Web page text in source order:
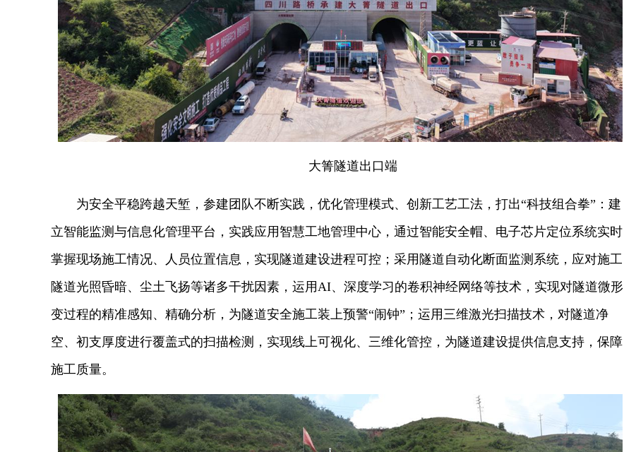
大箐隧道出口端
为安全平稳跨越天堑，参建团队不断实践，优化管理模式、创新工艺工法，打出“科技组合拳”：建
立智能监测与信息化管理平台，实践应用智慧工地管理中心，通过智能安全帽、电子芯片定位系统实时
掌握现场施工情况、人员位置信息，实现隧道建设进程可控；采用隧道自动化断面监测系统，应对施工
隧道光照昏暗、尘土飞扬等诸多干扰因素，运用AI、深度学习的卷积神经网络等技术，实现对隧道微形
变过程的精准感知、精确分析，为隧道安全施工装上预警“闹钟”；运用三维激光扫描技术，对隧道净
空、初支厚度进行覆盖式的扫描检测，实现线上可视化、三维化管控，为隧道建设提供信息支持，保障
施工质量。